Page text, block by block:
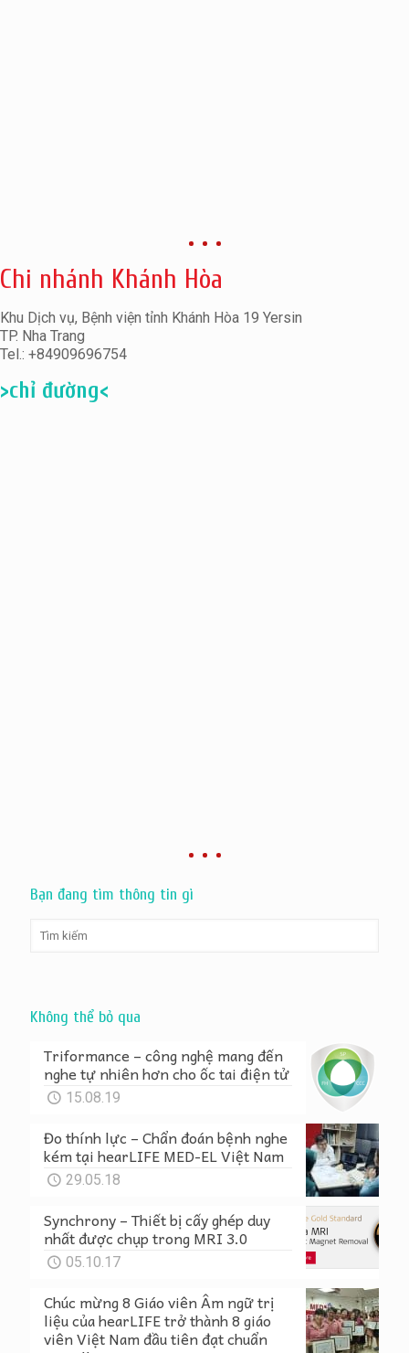
Chi nhánh Khánh Hòa
Khu Dịch vụ, Bệnh viện tỉnh Khánh Hòa 19 Yersin
TP. Nha Trang
Tel.: +84909696754
>chỉ đường<
Bạn đang tìm thông tin gì
Không thể bỏ qua
Triformance – công nghệ mang đến
nghe tự nhiên hơn cho ốc tai điện tử
15.08.19
Đo thính lực – Chẩn đoán bệnh nghe
kém tại hearLIFE MED-EL Việt Nam
29.05.18
Synchrony – Thiết bị cấy ghép duy
nhất được chụp trong MRI 3.0
05.10.17
Chúc mừng 8 Giáo viên Âm ngữ trị
liệu của hearLIFE trở thành 8 giáo
viên Việt Nam đầu tiên đạt chuẩn